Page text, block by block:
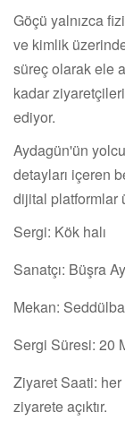
Göçü yalnızca
ve kimlik
süreç olarak ele
kadar
ediyor.
Aydagün'ün
detayları içeren
dijital platformlar
Sergi: Kök halı
Sanatçı: Büşra
Mekan:
Sergi Süresi: 20
Ziyaret Saati:
ziyarete açıktır.